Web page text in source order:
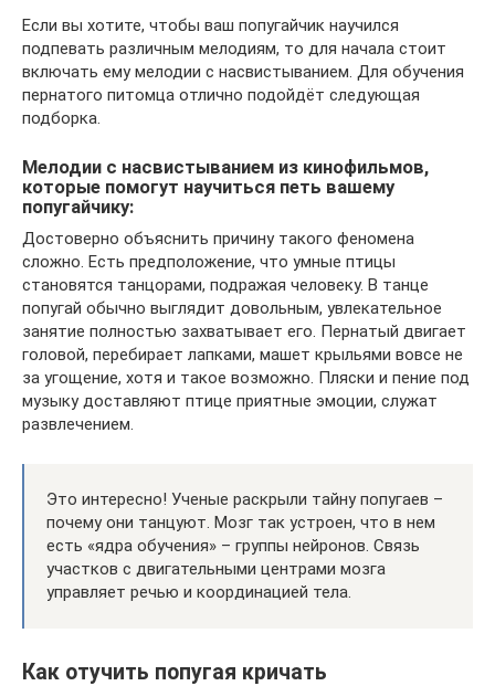
Если вы хотите, чтобы ваш попугайчик научился
подпевать различным мелодиям, то для начала стоит
включать ему мелодии с насвистыванием. Для обучения
пернатого питомца отлично подойдёт следующая
подборка.
Мелодии с насвистыванием из кинофильмов,
которые помогут научиться петь вашему
попугайчику:
Достоверно объяснить причину такого феномена
сложно. Есть предположение, что умные птицы
становятся танцорами, подражая человеку. В танце
попугай обычно выглядит довольным, увлекательное
занятие полностью захватывает его. Пернатый двигает
головой, перебирает лапками, машет крыльями вовсе не
за угощение, хотя и такое возможно. Пляски и пение под
музыку доставляют птице приятные эмоции, служат
развлечением.
Это интересно! Ученые раскрыли тайну попугаев –
почему они танцуют. Мозг так устроен, что в нем
есть «ядра обучения» – группы нейронов. Связь
участков с двигательными центрами мозга
управляет речью и координацией тела.
Как отучить попугая кричать